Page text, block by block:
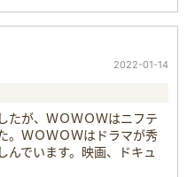
2022-01-14
たが、ＷＯＷＯＷはニフテ
。ＷＯＷＯＷはドラマが秀
んでいます。映画、ドキュ